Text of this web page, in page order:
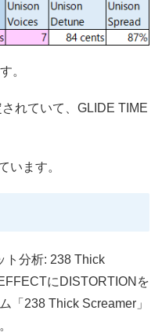
。
れていて、GLIDE TIME
います。
ト分析: 238 Thick
にDISTORTIONを
「238 Thick Screamer」